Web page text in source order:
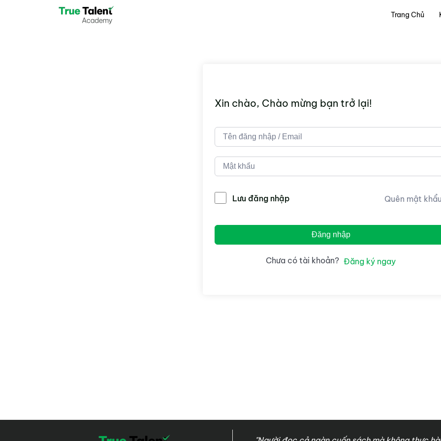
Trang Chủ
Xin chào, Chào mừng bạn trở lại!
Lưu đăng nhập Quên mật
Đăng nhập
Chưa có tài khoản? Đăng ký ngay